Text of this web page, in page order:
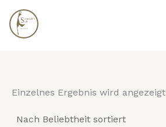
Zum
Inhalt
springen
Einzelnes Ergebnis wird angezeigt